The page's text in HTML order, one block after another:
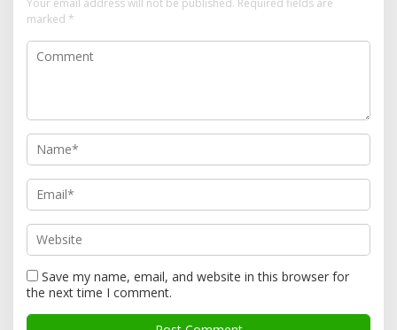
Your email address will not be published. Required fields are
marked *
Save my name, email, and website in this browser for
the next time I comment.